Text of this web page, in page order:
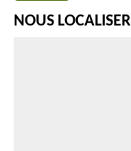
NOUS LOCALISER